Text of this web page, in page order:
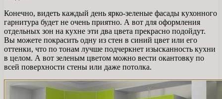
Конечно, видеть каждый день ярко-зеленые фасады кухонного
гарнитура будет не очень приятно. А вот для оформления
отдельных зон на кухне эти два цвета прекрасно подойдут.
Вы можете покрасить одну из стен в синий цвет или его
оттенки, что по тонам лучше подчеркнет изысканность кухни
в целом. А вот зеленым цветом можно вести окантовку по
всей поверхности стены или даже потолка.